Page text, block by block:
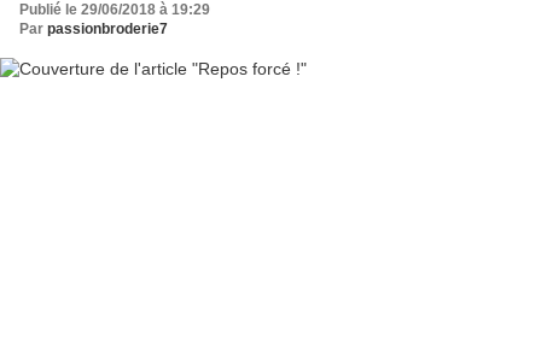
Publié le 29/06/2018 à 19:29
Par passionbroderie7